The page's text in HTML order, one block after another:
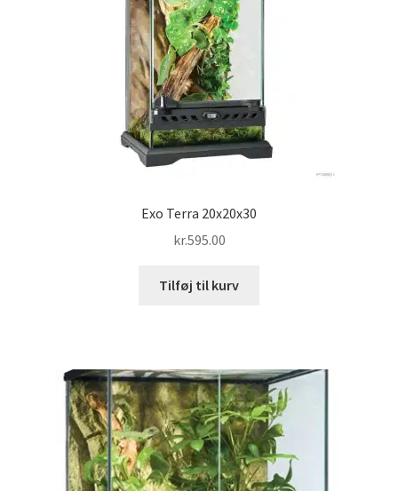
Exo Terra 20x20x30
kr.595.00
Tilføj til kurv